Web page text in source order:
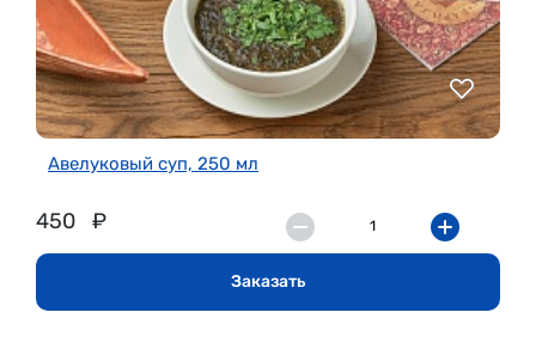
Авелуковый суп, 250 мл
450 ₽
Заказать